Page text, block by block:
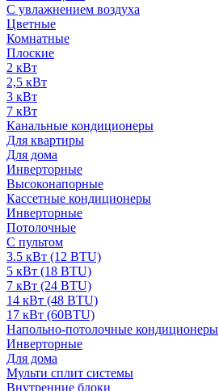
С увлажнением воздуха
Цветные
Комнатные
Плоские
2 кВт
2,5 кВт
3 кВт
7 кВт
Канальные кондиционеры
Для квартиры
Для дома
Инверторные
Высоконапорные
Кассетные кондиционеры
Инверторные
Потолочные
С пультом
3.5 кВт (12 BTU)
5 кВт (18 BTU)
7 кВт (24 BTU)
14 кВт (48 BTU)
17 кВт (60BTU)
Напольно-потолочные кондиционеры
Инверторные
Для дома
Мульти сплит системы
Внутренние блоки